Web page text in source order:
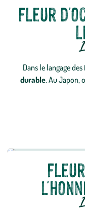
Fleur
Dans le langage
durable. Au Japon,